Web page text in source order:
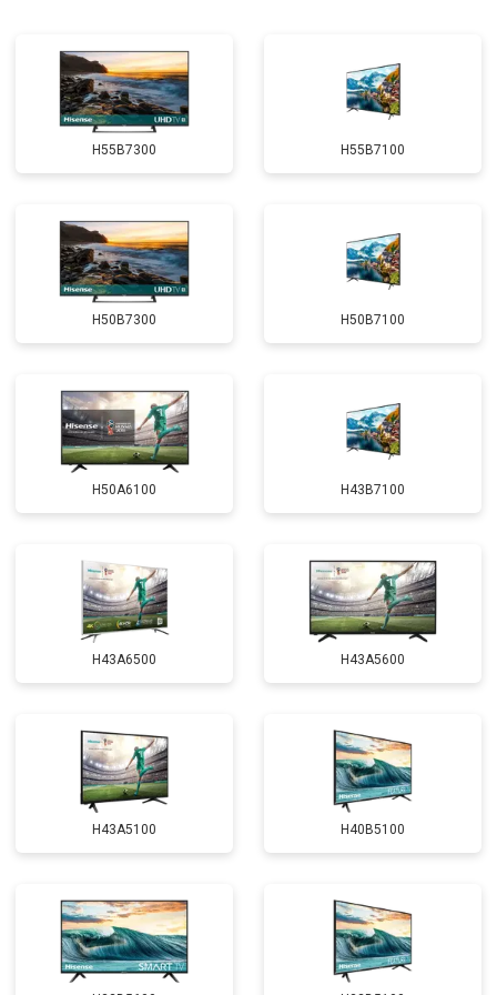
H55B7300 H55B7100
H50B7300 H50B7100
H50A6100 H43B7100
H43A6500 H43A5600
H43A5100 H40B5100